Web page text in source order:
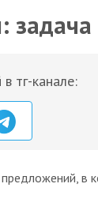
тг-канале:
в